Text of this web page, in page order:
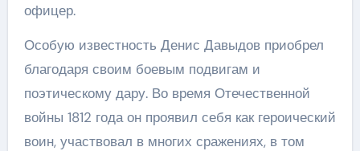
офицер.
Особую известность Денис Давыдов приобрел
благодаря своим боевым подвигам и
поэтическому дару. Во время Отечественной
войны 1812 года он проявил себя как героический
воин, участвовал в многих сражениях, в том